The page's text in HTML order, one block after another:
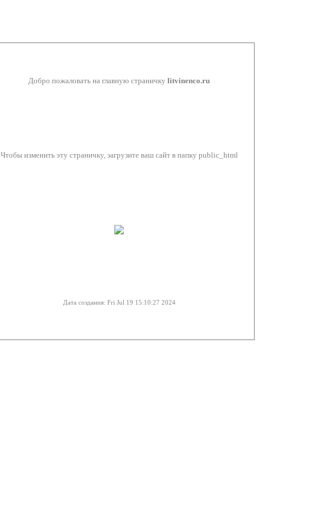
Добро пожаловать на главную страничку litvinenco.ru
Чтобы изменить эту страничку, загрузите ваш сайт в папку public_html
Дата создания: Fri Jul 19 15:10:27 2024